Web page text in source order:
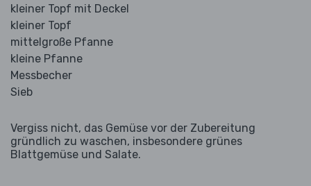
kleiner Topf mit Deckel
kleiner Topf
mittelgroße Pfanne
kleine Pfanne
Messbecher
Sieb
Vergiss nicht, das Gemüse vor der Zubereitung
gründlich zu waschen, insbesondere grünes
Blattgemüse und Salate.